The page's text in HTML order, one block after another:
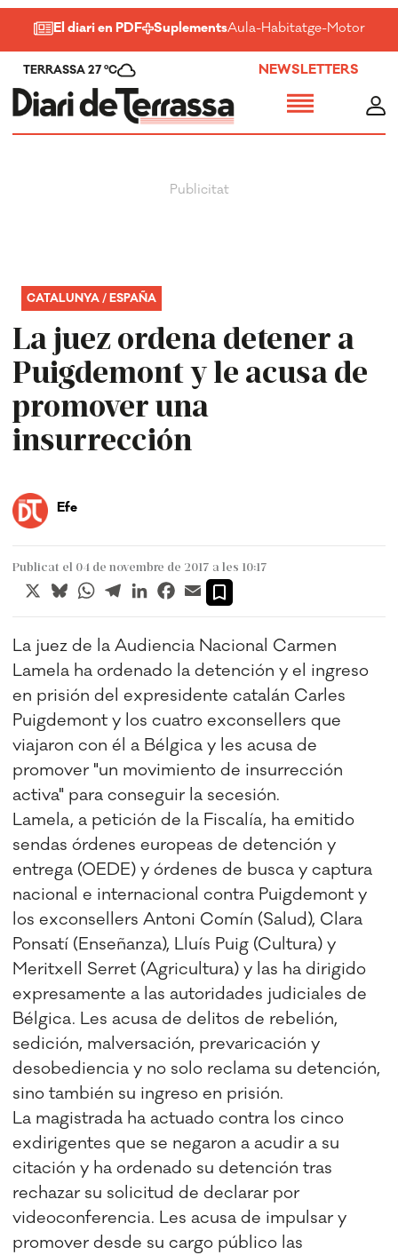
El diari en PDF SuplementsAula-Habitatge-Motor-
TERRASSA 27 ºC NEWSLETTERS
La juez ordena detener a
Puigdemont y le acusa de
promover una
insurrección
CATALUNYA / ESPAÑA
Efe
Publicat el 04 de novembre de 2017 a les 10:17
X BlueskyWhatsApp
TelegramLinkedInFacebook
Email
La juez de la Audiencia Nacional Carmen
Lamela ha ordenado la detención y el ingreso
en prisión del expresidente catalán Carles
Puigdemont y los cuatro exconsellers que
viajaron con él a Bélgica y les acusa de
promover "un movimiento de insurrección
activa" para conseguir la secesión.
Lamela, a petición de la Fiscalía, ha emitido
sendas órdenes europeas de detención y
entrega (OEDE) y órdenes de busca y captura
nacional e internacional contra Puigdemont y
los exconsellers Antoni Comín (Salud), Clara
Ponsatí (Enseñanza), Lluís Puig (Cultura) y
Meritxell Serret (Agricultura) y las ha dirigido
expresamente a las autoridades judiciales de
Bélgica. Les acusa de delitos de rebelión,
sedición, malversación, prevaricación y
desobediencia y no solo reclama su detención,
sino también su ingreso en prisión.
La magistrada ha actuado contra los cinco
exdirigentes que se negaron a acudir a su
citación y ha ordenado su detención tras
rechazar su solicitud de declarar por
videoconferencia. Les acusa de impulsar y
promover desde su cargo público las